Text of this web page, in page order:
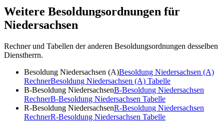
Weitere Besoldungsordnungen für
Niedersachsen
Rechner und Tabellen der anderen Besoldungsordnungen desselben
Dienstherrn.
Besoldung Niedersachsen (A)Besoldung Niedersachsen (A)
RechnerBesoldung Niedersachsen (A) Tabelle
B-Besoldung NiedersachsenB-Besoldung Niedersachsen
RechnerB-Besoldung Niedersachsen Tabelle
R-Besoldung NiedersachsenR-Besoldung Niedersachsen
RechnerR-Besoldung Niedersachsen Tabelle